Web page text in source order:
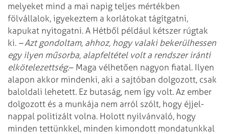
melyeket mind a mai napig teljes mértékben
fölvállalok, igyekeztem a korlátokat tágítgatni,
kapukat nyitogatni. A Hétből például kétszer rúgtak
ki. – Azt gondoltam, ahhoz, hogy valaki bekerülhessen
egy ilyen műsorba, alapfeltétel volt a rendszer iránti
elkötelezettség.– Maga vélhetően nagyon fiatal. Ilyen
alapon akkor mindenki, aki a sajtóban dolgozott, csak
baloldali lehetett. Ez butaság, nem így volt. Az ember
dolgozott és a munkája nem arról szólt, hogy éjjel-
nappal politizált volna. Holott nyilvánvaló, hogy
minden tettünkkel, minden kimondott mondatunkkal